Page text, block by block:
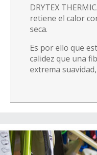
DRYTEX
retiene el calor
seca.
Es por ello que
calidez que una
extrema